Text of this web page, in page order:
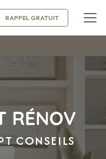
RAPPEL GRATUIT
CONSEILS